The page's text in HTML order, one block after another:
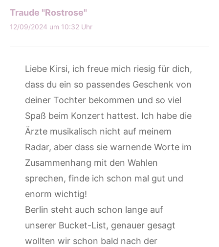
Traude "Rostrose"
12/09/2024 um 10:32 Uhr
Liebe Kirsi, ich freue mich riesig für dich,
dass du ein so passendes Geschenk von
deiner Tochter bekommen und so viel
Spaß beim Konzert hattest. Ich habe die
Ärzte musikalisch nicht auf meinem
Radar, aber dass sie warnende Worte im
Zusammenhang mit den Wahlen
sprechen, finde ich schon mal gut und
enorm wichtig!
Berlin steht auch schon lange auf
unserer Bucket-List, genauer gesagt
wollten wir schon bald nach der